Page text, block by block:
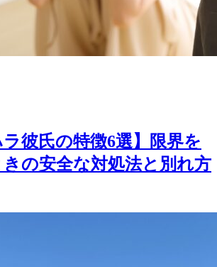
ラ彼氏の特徴6選】限界を
の安全な対処法と別れ方